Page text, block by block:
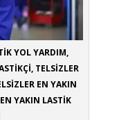
YOL YARDIM,
TELSİZLER
EN YAKIN
YAKIN LASTİK